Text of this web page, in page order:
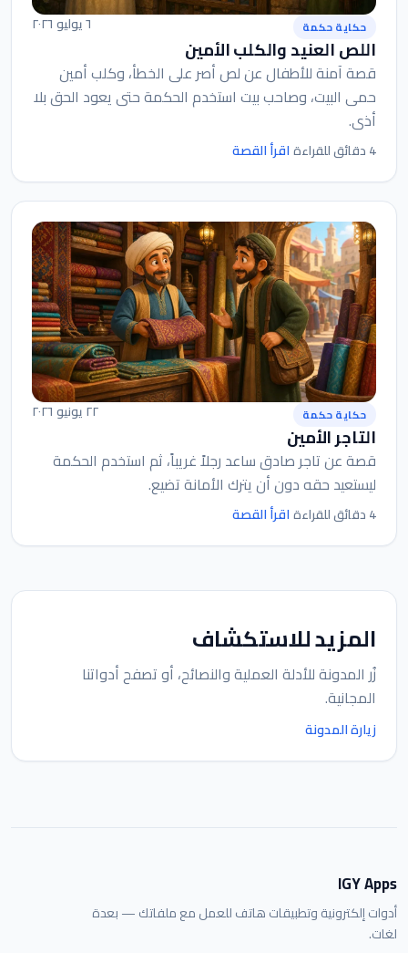
حكاية حكمة ٦ يوليو ٢٠٢٦
اللص العنيد والكلب الأمين
قصة آمنة للأطفال عن لص أصر على الخطأ، وكلب أمين
حمى البيت، وصاحب بيت استخدم الحكمة حتى يعود الحق بلا
أذى.
4 دقائق للقراءة اقرأ القصة
حكاية حكمة ٢٢ يونيو ٢٠٢٦
التاجر الأمين
قصة عن تاجر صادق ساعد رجلاً غريباً، ثم استخدم الحكمة
ليستعيد حقه دون أن يترك الأمانة تضيع.
4 دقائق للقراءة اقرأ القصة
المزيد للاستكشاف
زُر المدونة للأدلة العملية والنصائح، أو تصفح أدواتنا
المجانية.
زيارة المدونة
IGY Apps
أدوات إلكترونية وتطبيقات هاتف للعمل مع ملفاتك — بعدة
لغات.